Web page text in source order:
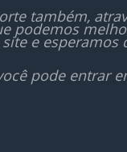
também,
podemos
e esperamos
pode entrar